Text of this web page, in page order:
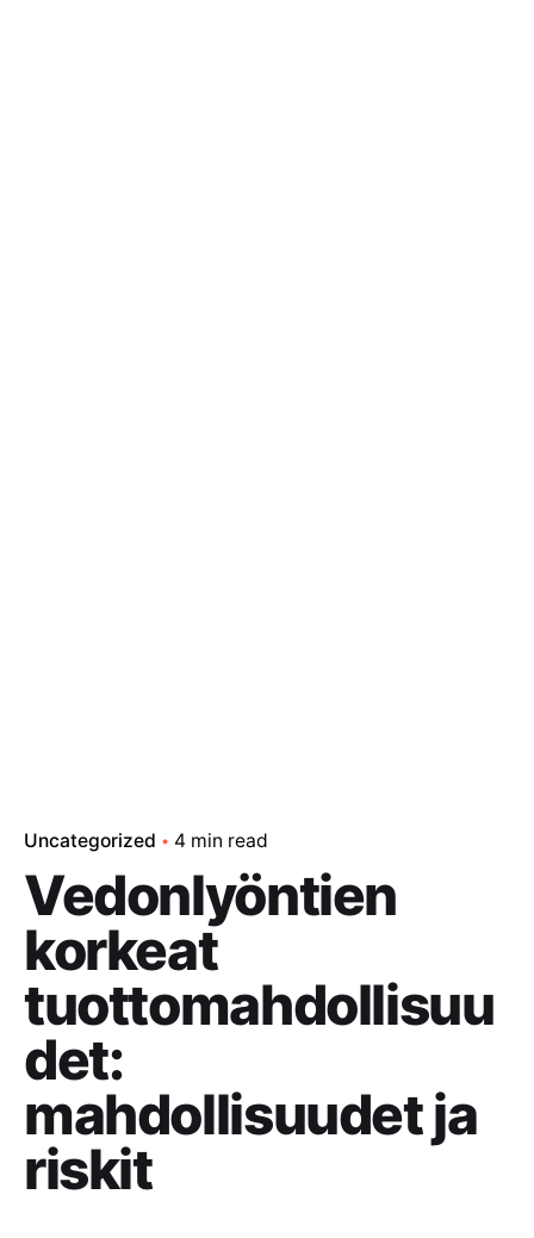
Uncategorized 4 min read
Vedonlyöntien
korkeat
tuottomahdollisuu
det:
mahdollisuudet ja
riskit